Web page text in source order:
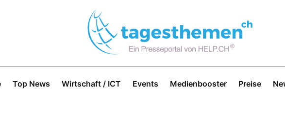
Top News Wirtschaft / ICT Events Medienbooster Preise